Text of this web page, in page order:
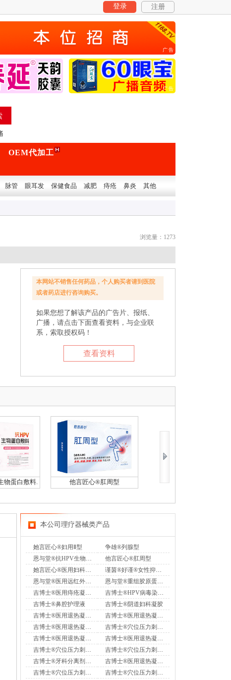
登录 注册
广告
广告 广告
OEM代加工
脉管 眼耳发 保健食品 减肥 痔疮 鼻炎 其他
浏览量：1273
本网站不销售任何药品，个人购买者请到医院
或者药店进行咨询购买。
如果您想了解该产品的广告片、报纸、
广播，请点击下面查看资料，与企业联
系，索取授权码！
查看资料
物蛋白敷料. 他言匠心®肛周型
本公司理疗器械类产品
她言匠心®妇用Ⅱ型
争雄®列腺型
恩与堂®抗HPV生物蛋白敷料.
他言匠心®肛周型
她言匠心®医用妇科凝胶
谨茵®好谨®女性抑菌液
恩与堂®医用远红外治疗凝胶
恩与堂®重组胶原蛋白口腔含漱液
吉博士®医用痔疮凝胶-外用
吉博士®HPV病毒染色试剂 Ⅰ型
吉博士®鼻腔护理液
吉博士®阴道妇科凝胶
吉博士®医用退热凝胶（疤痕型）
吉博士®医用退热凝胶（鼻部型）
吉博士®医用退热凝胶（腋下型）
吉博士®穴位压力刺激贴（脖颈部位Ⅱ型）
吉博士®医用退热凝胶（甲周型）
吉博士®医用退热凝胶（足部型）
吉博士®穴位压力刺激贴-耳部型
吉博士®穴位压力刺激贴（耳部型）
吉博士®牙科分离剂（综合型）
吉博士®医用退热凝胶(男士型)
吉博士®穴位压力刺激贴（足底型）
吉博士®穴位压力刺激贴（小腹I型）